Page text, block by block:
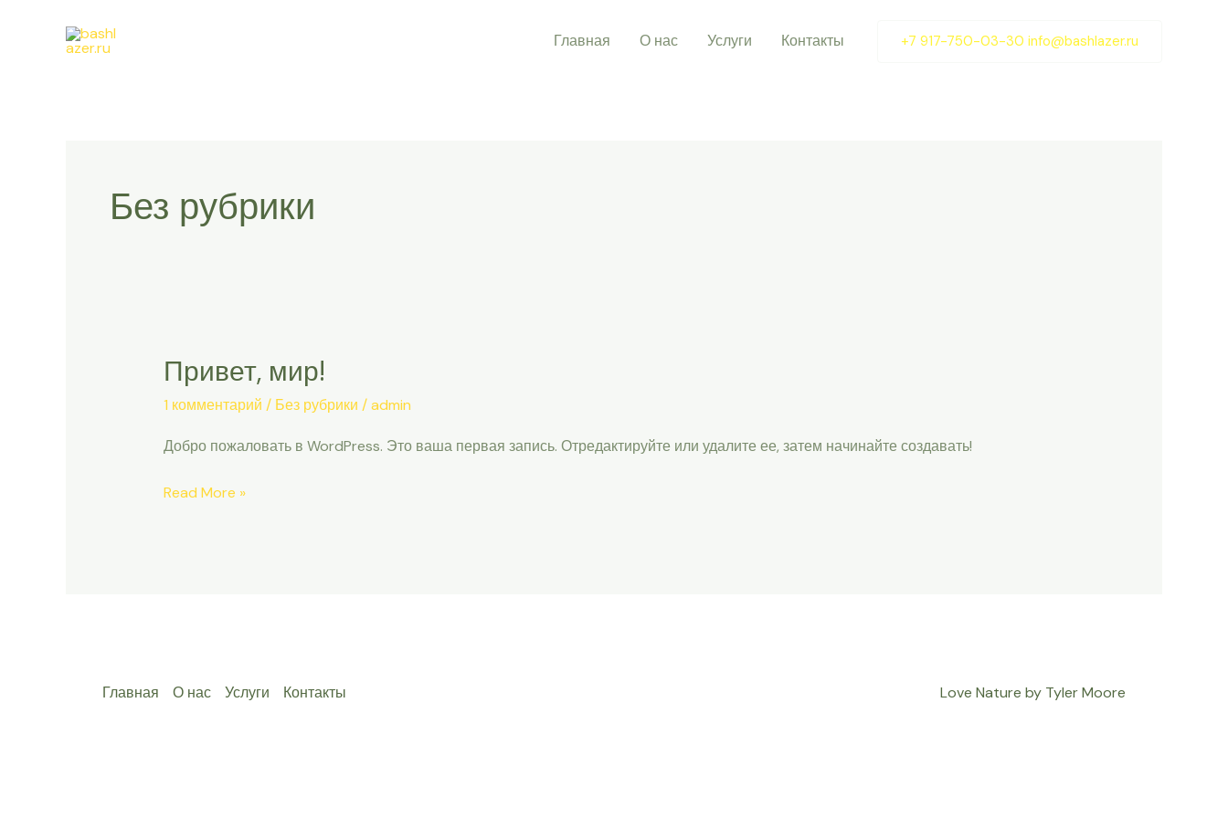
Главная О нас Услуги Контакты +7 917-750-03-30 info@bashlazer.ru
Без рубрики
Привет, мир!
1 комментарий / Без рубрики /admin
Добро пожаловать в WordPress. Это ваша первая запись. Отредактируйте или удалите ее, затем начинайте создавать!
Привет,
мир!
Read More »
Главная О нас Услуги Контакты Love Nature by Tyler Moore